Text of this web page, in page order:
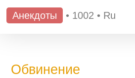
Анекдоты • 1002 • Ru
Обвинение